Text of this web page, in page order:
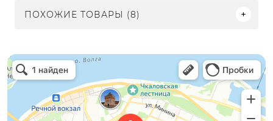
ПОХОЖИЕ ТОВАРЫ (8)
Электрон
Светильники в Нижнем Новгороде
Электротехническая продукция в Нижнем Новгороде